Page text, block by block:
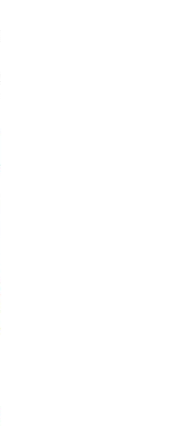
Tangsel Matangkan